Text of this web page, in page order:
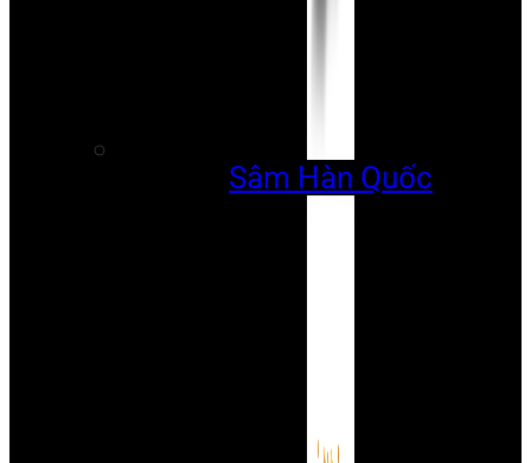
Sâm Hàn Quốc